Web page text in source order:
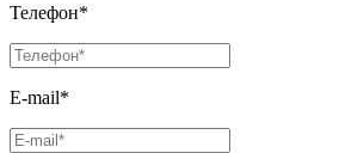
Телефон*
E-mail*